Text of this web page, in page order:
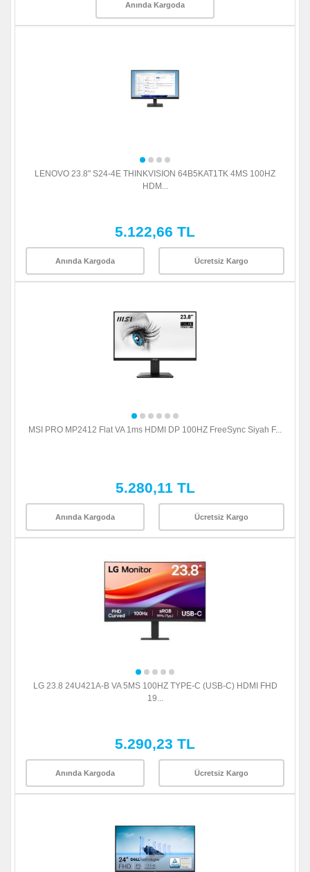
Anında Kargoda
LENOVO 23.8" S24-4E THINKVISION 64B5KAT1TK 4MS 100HZ
HDM...
5.122,66 TL
Anında Kargoda Ücretsiz Kargo
MSI PRO MP2412 Flat VA 1ms HDMI DP 100HZ FreeSync Siyah F...
5.280,11 TL
Anında Kargoda Ücretsiz Kargo
LG 23.8 24U421A-B VA 5MS 100HZ TYPE-C (USB-C) HDMI FHD
19...
5.290,23 TL
Anında Kargoda Ücretsiz Kargo